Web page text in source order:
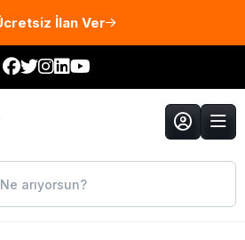
İlan Ver
Ne arıyorsun?